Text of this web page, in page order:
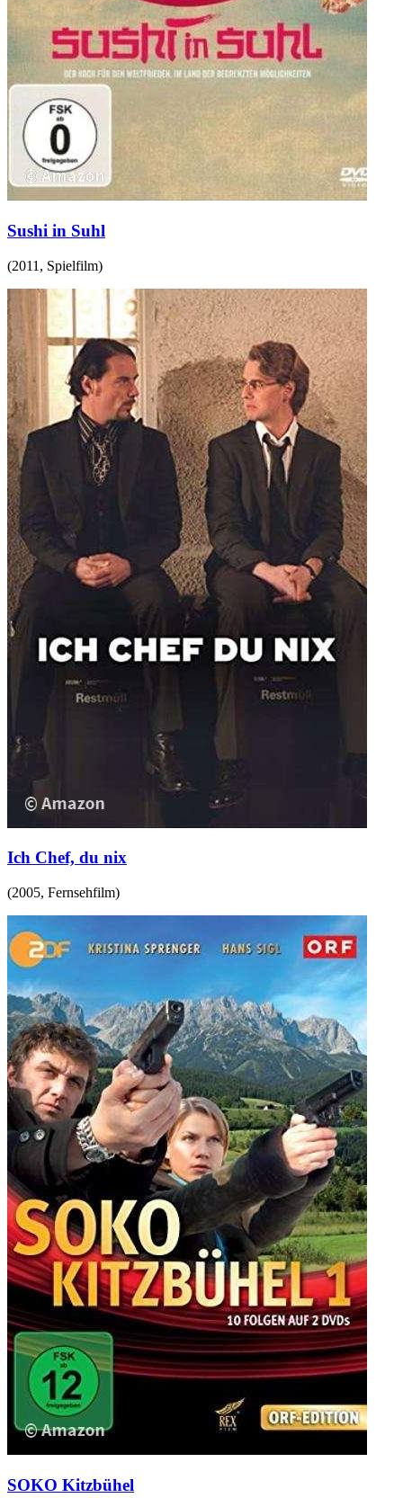
Sushi in Suhl
(2011 , Spielfilm)
Ich Chef, du nix
(2005, Fernsehfilm)
SOKO Kitzbühel